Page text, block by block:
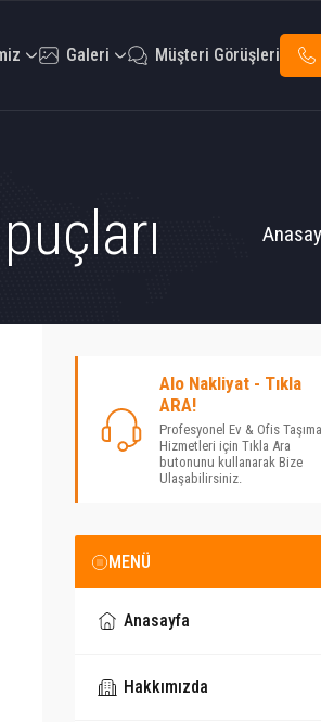
Galeri Müşteri Görüşleri
Alo Nakliyat - Tıkla
ARA!
Profesyonel Ev & Ofis Taşıma
Hizmetleri için Tıkla Ara
butonunu kullanarak Bize
Ulaşabilirsiniz.
MENÜ
Anasayfa
Hakkımızda